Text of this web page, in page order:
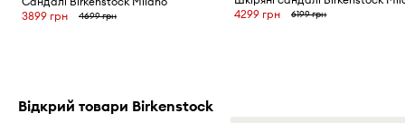
3899 грн
4699 грн
4299 грн
6199 грн
Відкрий товари Birkenstock